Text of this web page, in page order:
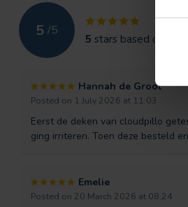
5 /5
5 stars based on
Hannah de Groot
Posted on 1 July 2026 at 11:03
Eerst de deken van cloudpillo
ging irriteren. Toen deze besteld
Emelie
Posted on 20 March 2026 at 08:24